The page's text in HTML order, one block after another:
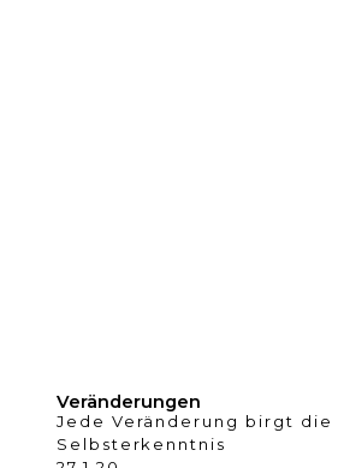
Veränderungen
Jede Veränderung birgt die
Selbsterkenntnis